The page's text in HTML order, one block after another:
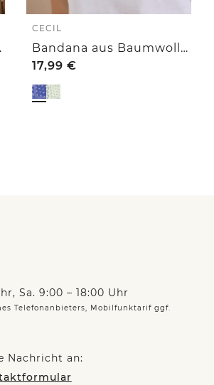
Print
CECIL
Bandana aus Baumwolle mit Print
17,99 €
Sa. 9:00 – 18:00 Uhr
Telefonanbieters, Mobilfunktarif ggf.
Nachricht an: